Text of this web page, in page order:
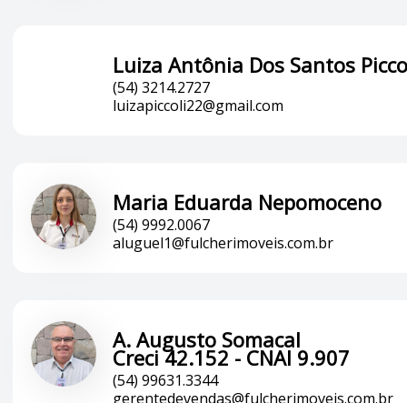
Luiza Antônia Dos Santos
(54) 3214.2727
luizapiccoli22@gmail.com
Maria Eduarda Nepomoceno
(54) 9992.0067
aluguel1@fulcherimoveis.com.br
A. Augusto Somacal
Creci 42.152 - CNAI 9.907
(54) 99631.3344
gerentedevendas@fulcherimoveis.com.br